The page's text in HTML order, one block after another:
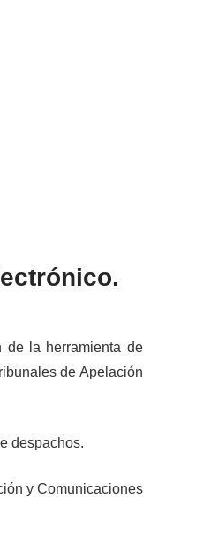
de la herramienta de
de Apelación
despachos.
y Comunicaciones